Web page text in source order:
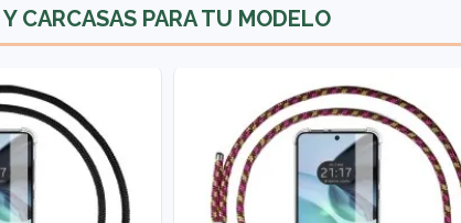
CARCASAS PARA TU MODELO